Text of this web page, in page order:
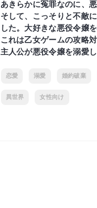
あきらかに冤罪なのに、
そして、こっそりと不敵
した。大好きな悪役令嬢
これは乙女ゲームの攻略
主人公が悪役令嬢を溺愛
恋愛 溺愛 婚約破棄
異世界 女性向け